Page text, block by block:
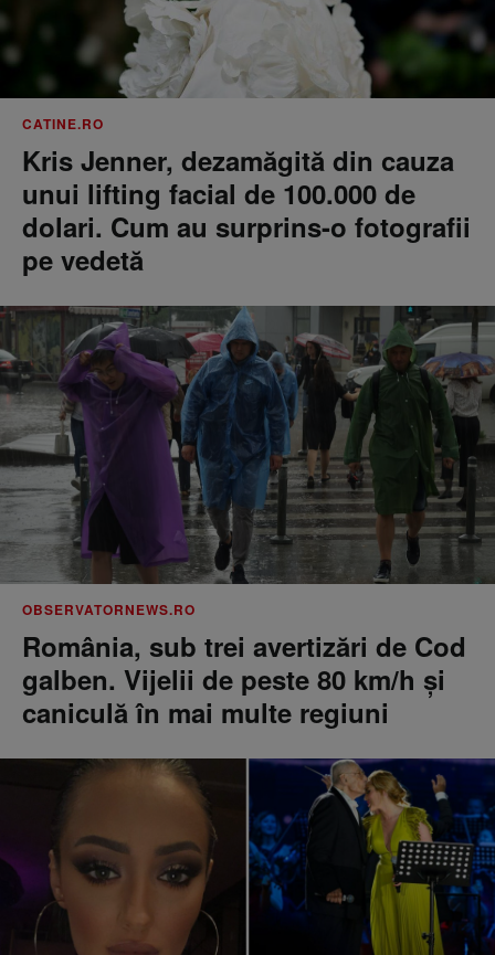
CATINE.RO
Kris Jenner, dezamăgită din cauza
unui lifting facial de 100.000 de
dolari. Cum au surprins-o fotografii
pe vedetă
OBSERVATORNEWS.RO
România, sub trei avertizări de Cod
galben. Vijelii de peste 80 km/h şi
caniculă în mai multe regiuni